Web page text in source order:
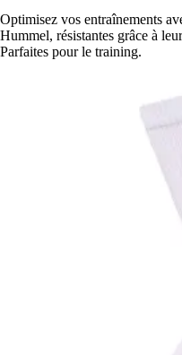
Optimisez vos entraînements
Hummel, résistantes grâce à
Parfaites pour le training.